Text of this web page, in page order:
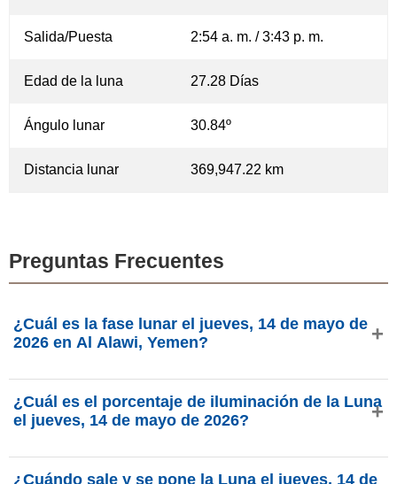
Salida/Puesta 2:54 a. m. / 3:43 p. m.
Edad de la luna 27.28 Días
Ángulo lunar 30.84º
Distancia lunar 369,947.22 km
Preguntas Frecuentes
¿Cuál es la fase lunar el jueves, 14 de mayo de
2026 en Al Alawi, Yemen?
Luna está en la fase luna menguante con 5.62% de
iluminación, tiene 27.28 días de edad y se encuentra en la
¿Cuál es el porcentaje de iluminación de la Luna
el jueves, 14 de mayo de 2026?
¿Cuándo sale y se pone la Luna el jueves, 14 de